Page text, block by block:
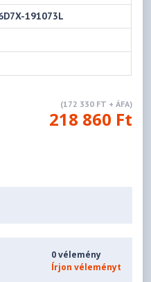
191073L
(172 330 FT + ÁFA)
218 860 Ft
0 vélemény
Írjon véleményt